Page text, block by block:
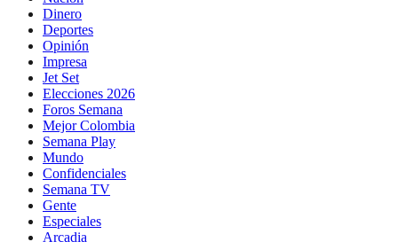
Dinero
Deportes
Opinión
Impresa
Jet Set
Elecciones 2026
Foros Semana
Mejor Colombia
Semana Play
Mundo
Confidenciales
Semana TV
Gente
Especiales
Arcadia